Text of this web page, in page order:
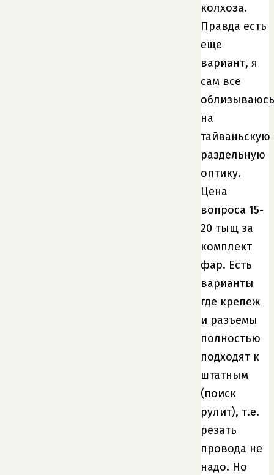
колхоза.
Правда есть
еще
вариант, я
сам все
облизываюсь
на
тайваньскую
раздельную
оптику.
Цена
вопроса 15-
20 тыщ за
комплект
фар. Есть
варианты
где крепеж
и разъемы
полностью
подходят к
штатным
(поиск
рулит), т.е.
резать
провода не
надо. Но